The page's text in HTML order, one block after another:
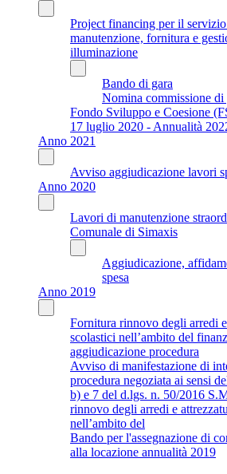
Project financing per il
manutenzione, fornitura e
illuminazione
Bando di gara
Nomina commissione di
Fondo Sviluppo e Coesione
17 luglio 2020 - Annualità
Anno 2021
Avviso aggiudicazione lavori
Anno 2020
Lavori di manutenzione
Comunale di Simaxis
Aggiudicazione,
spesa
Anno 2019
Fornitura rinnovo degli arredi
scolastici nell’ambito del
aggiudicazione procedura
Avviso di manifestazione di
procedura negoziata ai sensi
b) e 7 del d.lgs. n. 50/2016
rinnovo degli arredi e
nell’ambito del
Bando per l'assegnazione di
alla locazione annualità 2019